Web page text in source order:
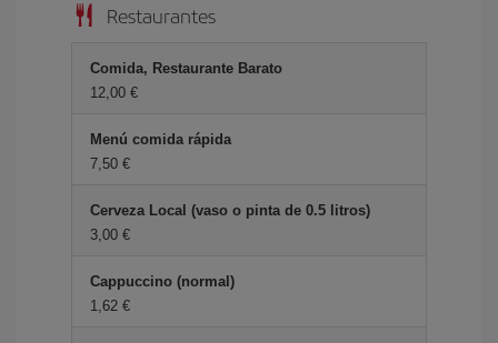
Restaurantes
Comida, Restaurante Barato
12,00 €
Menú comida rápida
7,50 €
Cerveza Local (vaso o pinta de 0.5 litros)
3,00 €
Cappuccino (normal)
1,62 €